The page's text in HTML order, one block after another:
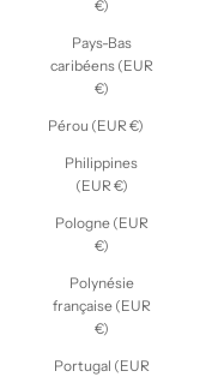
€)
Pays-Bas
caribéens (EUR
€)
Pérou (EUR €)
Philippines
(EUR €)
Pologne (EUR
€)
Polynésie
française (EUR
€)
Portugal (EUR